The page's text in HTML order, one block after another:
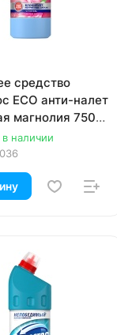
средство
ЕСО анти-налет
магнолия 750
в наличии